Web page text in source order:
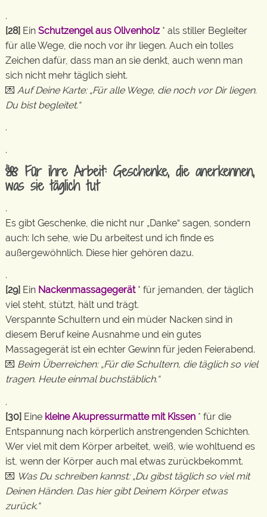
.
[28] Ein Schutzengel aus Olivenholz * als stiller Begleiter
für alle Wege, die noch vor ihr liegen. Auch ein tolles
Zeichen dafür, dass man an sie denkt, auch wenn man
sich nicht mehr täglich sieht.
💌 Auf Deine Karte: „Für alle Wege, die noch vor Dir liegen.
Du bist begleitet.“
.
.
🌺 Für ihre Arbeit: Geschenke, die anerkennen,
was sie täglich tut
.
Es gibt Geschenke, die nicht nur „Danke“ sagen, sondern
auch: Ich sehe, wie Du arbeitest und ich finde es
außergewöhnlich. Diese hier gehören dazu.
.
[29] Ein Nackenmassagegerät* für jemanden, der täglich
viel steht, stützt, hält und trägt.
Verspannte Schultern und ein müder Nacken sind in
diesem Beruf keine Ausnahme und ein gutes
Massagegerät ist ein echter Gewinn für jeden Feierabend.
💌 Beim Überreichen: „Für die Schultern, die täglich so viel
tragen. Heute einmal buchstäblich.“
.
[30] Eine kleine Akupressurmatte mit Kissen * für die
Entspannung nach körperlich anstrengenden Schichten.
Wer viel mit dem Körper arbeitet, weiß, wie wohltuend es
ist, wenn der Körper auch mal etwas zurückbekommt.
💌 Was Du schreiben kannst: „Du gibst täglich so viel mit
Deinen Händen. Das hier gibt Deinem Körper etwas
zurück.“